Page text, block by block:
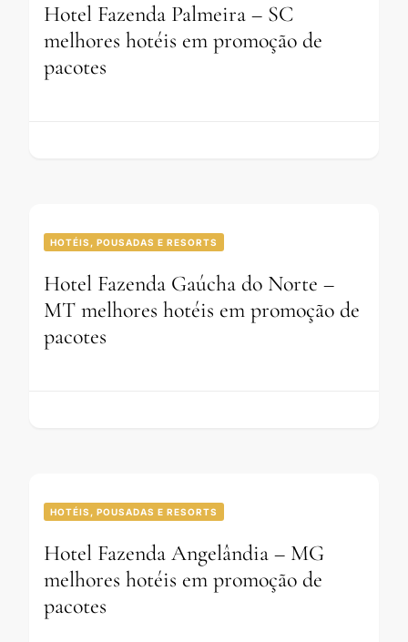
Hotel Fazenda Palmeira – SC
melhores hotéis em promoção de
pacotes
HOTÉIS, POUSADAS E RESORTS
Hotel Fazenda Gaúcha do Norte –
MT melhores hotéis em promoção de
pacotes
HOTÉIS, POUSADAS E RESORTS
Hotel Fazenda Angelândia – MG
melhores hotéis em promoção de
pacotes